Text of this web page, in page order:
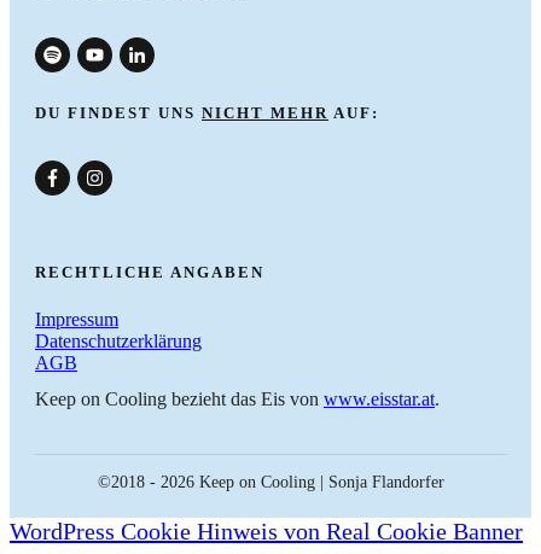
DU FINDEST UNS NICHT MEHR AUF:
RECHTLICHE ANGABEN
Impressum
Datenschutzerklärung
AGB
Keep on Cooling bezieht das Eis von www.eisstar.at.
©2018 - 2026 Keep on Cooling | Sonja Flandorfer
WordPress Cookie Hinweis von Real Cookie Banner